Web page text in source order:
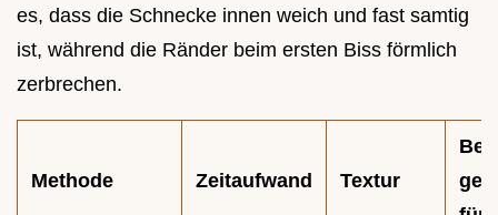
es, dass die Schnecke innen weich und fast samtig
ist, während die Ränder beim ersten Biss förmlich
zerbrechen.
Methode Zeitaufwand Textur